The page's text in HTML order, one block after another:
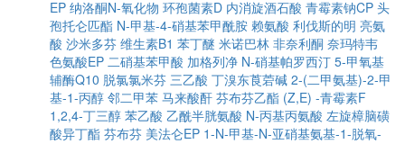
EP 纳洛酮N-氧化物 环孢菌素D 内消旋酒石酸 青霉素钠CP 头
孢托仑匹酯 N-甲基-4-硝基苯甲酰胺 赖氨酸 利伐斯的明 亮氨
酸 沙米多芬 维生素B1 苯丁醚 米诺巴林 非奈利酮 奈玛特韦
色氨酸EP 二硝基苯甲酸 加格列净 N-硝基帕罗西汀 5-甲氧基
辅酶Q10 脱氯氯米芬 三乙酸 丁溴东莨菪碱 2-(二甲氨基)-2-甲
基-1-丙醇 邻二甲苯 马来酸酐 芬布芬乙酯 (Z,E) -青霉素F
1,2,4-丁三醇 苯乙酸 乙酰半胱氨酸 N-丙基丙氨酸 左旋樟脑磺
酸异丁酯 芬布芬 美法仑EP 1-N-甲基-N-亚硝基氨基-1-脱氧-